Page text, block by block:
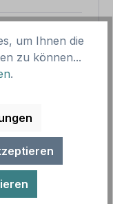
39,03 €
Warenkorb sind
möglich.
um Ihnen die
zu können...
.